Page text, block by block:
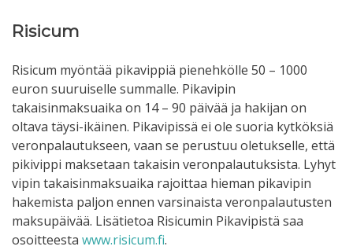
Risicum
Risicum myöntää pikavippiä pienehkölle 50 – 1000
euron suuruiselle summalle. Pikavipin
takaisinmaksuaika on 14 – 90 päivää ja hakijan on
oltava täysi-ikäinen. Pikavipissä ei ole suoria kytköksiä
veronpalautukseen, vaan se perustuu oletukselle, että
pikivippi maksetaan takaisin veronpalautuksista. Lyhyt
vipin takaisinmaksuaika rajoittaa hieman pikavipin
hakemista paljon ennen varsinaista veronpalautusten
maksupäivää. Lisätietoa Risicumin Pikavipistä saa
osoitteesta www.risicum.fi.